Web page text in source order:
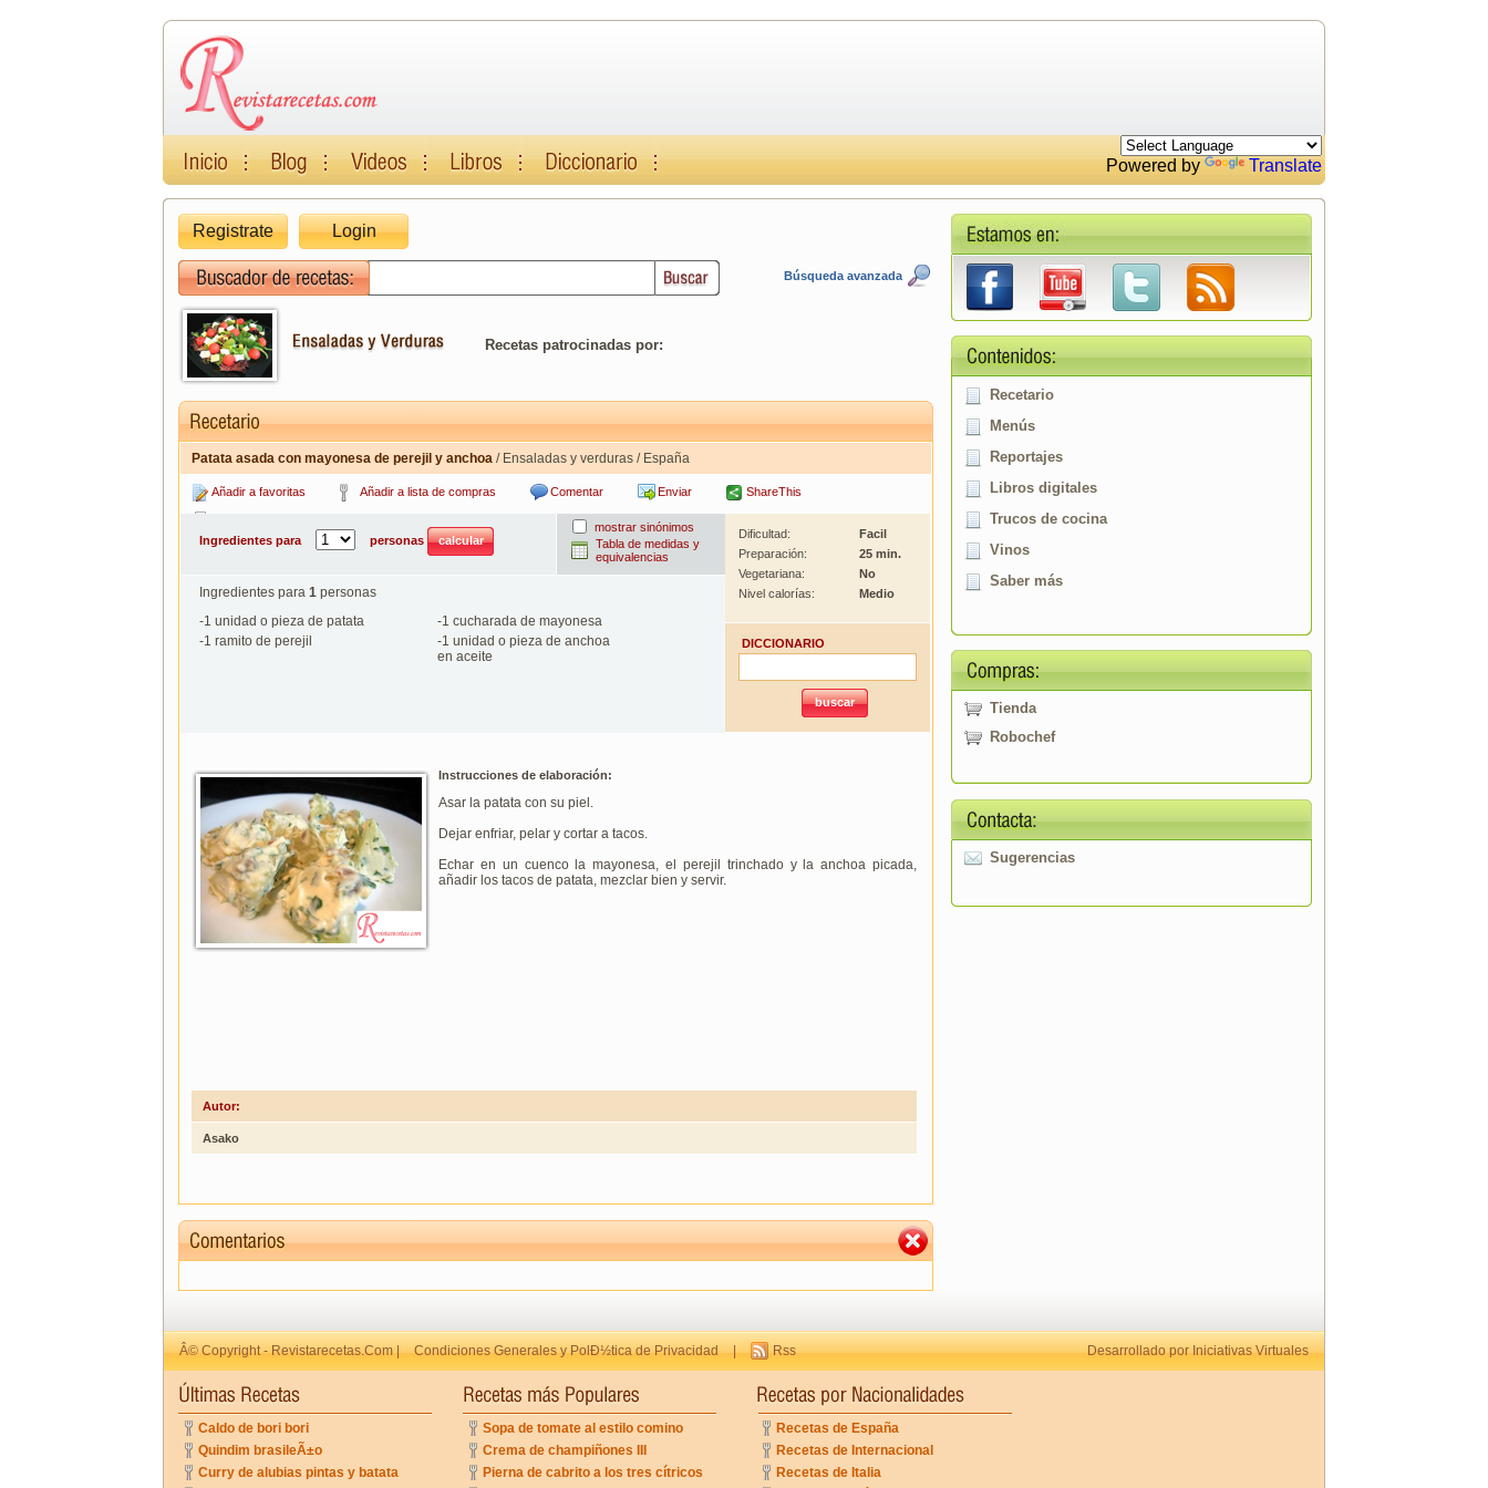
Powered by Translate
Registrate Login
Búsqueda avanzada
Recetas patrocinadas por:
Patata asada con mayonesa de perejil y anchoa / Ensaladas y verduras / España
Añadir a favoritas Añadir a lista de compras Comentar Enviar ShareThis
Ingredientes para
personas
mostrar sinónimos
Tabla de medidas y
equivalencias
Ingredientes para 1 personas
-1 unidad o pieza de patata -1 cucharada de mayonesa
-1 ramito de perejil -1 unidad o pieza de anchoa
en aceite
Dificultad:
Facil
Preparación:
25 min.
Vegetariana:
No
Nivel calorías:
Medio
DICCIONARIO
Instrucciones de elaboración:
Asar la patata con su piel.
Dejar enfriar, pelar y cortar a tacos.
Echar en un cuenco la mayonesa, el perejil trinchado y la anchoa picada,
añadir los tacos de patata, mezclar bien y servir.
Autor:
Asako
Recetario
Menús
Reportajes
Libros digitales
Trucos de cocina
Vinos
Saber más
Tienda
Robochef
Sugerencias
Â© Copyright - Revistarecetas.Com | Condiciones Generales y PolÐ½tica de Privacidad | Rss Desarrollado por Iniciativas Virtuales
Caldo de bori bori
Quindim brasileÃ±o
Curry de alubias pintas y batata
Sopa de tomate al estilo comino
Crema de champiñones III
Pierna de cabrito a los tres cítricos
Recetas de España
Recetas de Internacional
Recetas de Italia